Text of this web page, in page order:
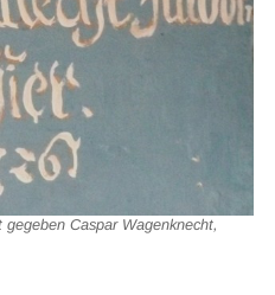
Caspar Wagenknecht,